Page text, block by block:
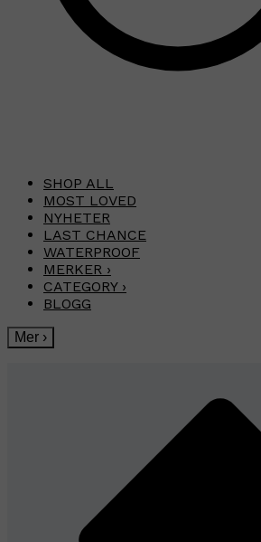
SHOP ALL
MOST LOVED
NYHETER
LAST CHANCE
WATERPROOF
MERKER ›
CATEGORY ›
BLOGG
Mer ›